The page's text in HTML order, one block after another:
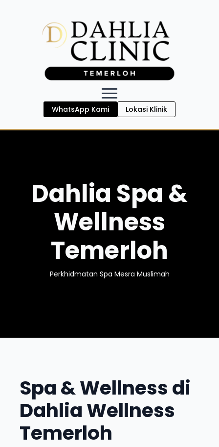
WhatsApp Kami Lokasi Klinik
Dahlia Spa &
Wellness
Temerloh
Perkhidmatan Spa Mesra Muslimah
Spa & Wellness di
Dahlia Wellness
Temerloh